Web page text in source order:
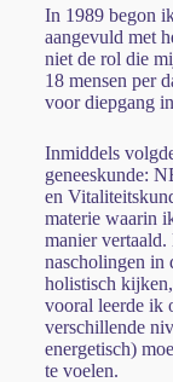
In 1989 begon
aangevuld met
niet de rol die
18 mensen per
voor diepgang
Inmiddels
geneeskunde:
en
materie waarin
manier vertaald.
nascholingen in
holistisch
vooral leerde ik
verschillende
energetisch)
te voelen.